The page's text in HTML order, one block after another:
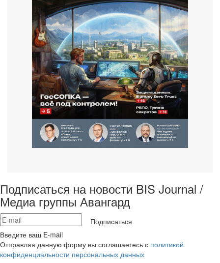
Подписаться на новости BIS Journal /
Медиа группы Авангард
Подписаться
Введите ваш E-mail
Отправляя данную форму вы соглашаетесь с политикой
конфиденциальности персональных данных